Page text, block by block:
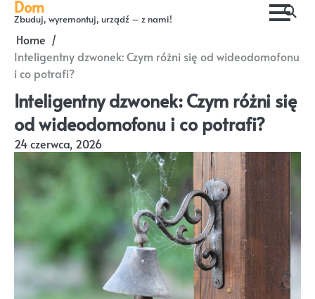
Skip
content
Dom
Zbuduj, wyremontuj, urządź – z nami!
Home
Inteligentny dzwonek: Czym różni się od wideodomofonu
i co potrafi?
Inteligentny dzwonek: Czym różni się
od wideodomofonu i co potrafi?
24 czerwca, 2026